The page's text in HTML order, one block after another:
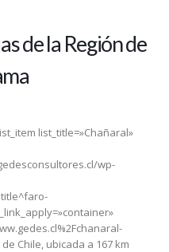
de la Región de
list_title=»Chañaral»
wp-
Chile, ubicada a 167 km